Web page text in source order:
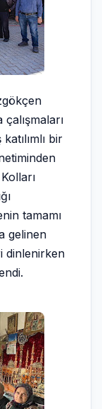
bir
tamamı
gelinen
dinlenirken